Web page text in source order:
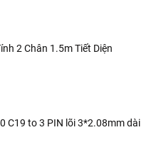
2 Chân 1.5m Tiết Diện
C19 to 3 PIN lõi 3*2.08mm dài